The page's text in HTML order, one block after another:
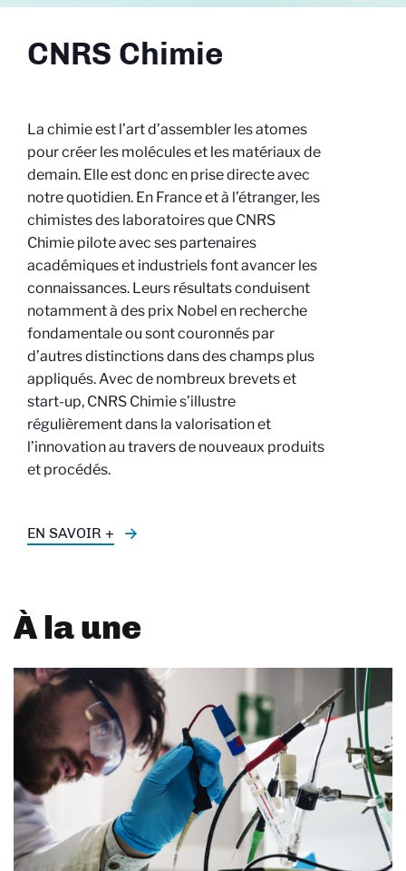
CNRS Chimie
La chimie est l’art d’assembler les atomes
pour créer les molécules et les matériaux de
demain. Elle est donc en prise directe avec
notre quotidien. En France et à l’étranger, les
chimistes des laboratoires que CNRS
Chimie pilote avec ses partenaires
académiques et industriels font avancer les
connaissances. Leurs résultats conduisent
notamment à des prix Nobel en recherche
fondamentale ou sont couronnés par
d’autres distinctions dans des champs plus
appliqués. Avec de nombreux brevets et
start-up, CNRS Chimie s’illustre
régulièrement dans la valorisation et
l’innovation au travers de nouveaux produits
et procédés.
EN SAVOIR +
À la une